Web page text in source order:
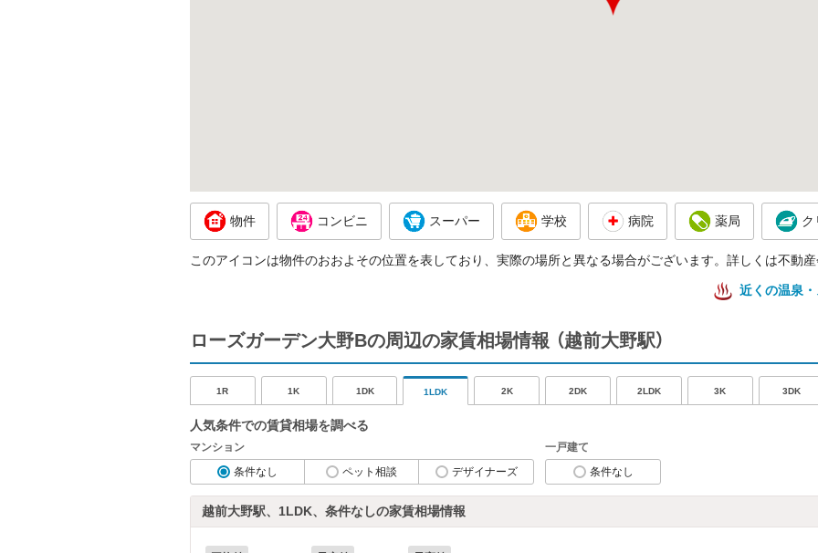
物件 コンビニ スーパー 学校 病院 薬局 ク
このアイコンは物件のおおよその位置を表しており、実際の場所と異なる場合がございます。詳しくは不動産
近くの温泉
ローズガーデン大野Bの周辺の家賃相場情報 （越前大野駅）
1R 1K 1DK 1LDK 2K 2DK 2LDK 3K 3DK
人気条件での賃貸相場を調べる
マンション
条件なし
ペット相談 デザイナーズ
一戸建て
条件なし
越前大野駅、1LDK、条件なしの家賃相場情報